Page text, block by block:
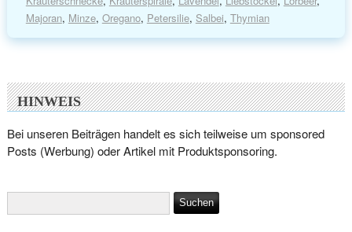
Majoran, Minze, Oregano, Petersilie, Salbei, Thymian
HINWEIS
Bei unseren Beiträgen handelt es sich teilweise um sponsored
Posts (Werbung) oder Artikel mit Produktsponsoring.